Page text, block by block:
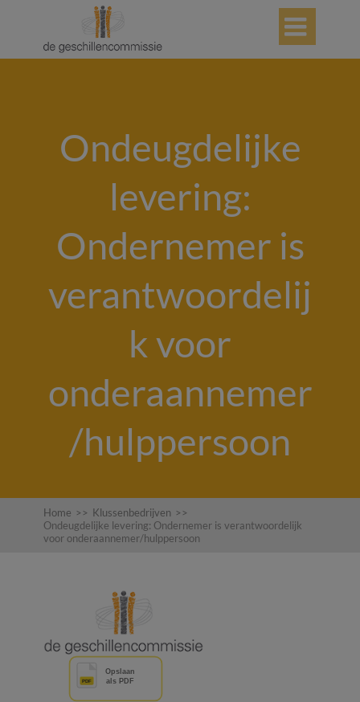

Ondeugdelijke
levering:
Ondernemer is
verantwoordelij
k voor
onderaannemer
/hulppersoon
Home >> Klussenbedrijven >>
Ondeugdelijke levering: Ondernemer is verantwoordelijk
voor onderaannemer/hulppersoon